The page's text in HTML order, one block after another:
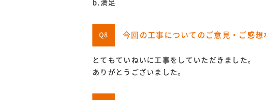
b.満足
Q8 今回の工事についてのご意見・ご感
とてもていねいに工事をしていただきました。
ありがとうございました。